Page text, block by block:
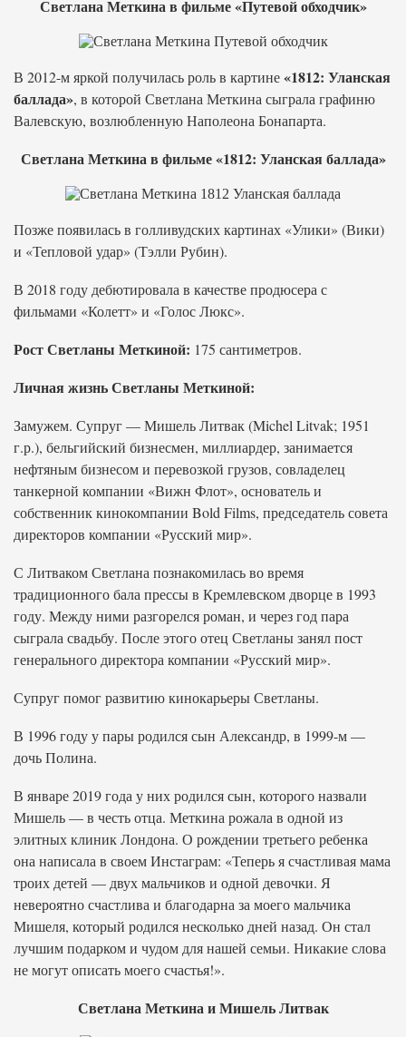
Светлана Меткина в фильме «Путевой обходчик»
В 2012-м яркой получилась роль в картине«1812: Уланская
баллада», в которой Светлана Меткина сыграла графиню
Валевскую, возлюбленную Наполеона Бонапарта.
Светлана Меткина в фильме «1812: Уланская баллада»
Позже появилась в голливудских картинах «Улики» (Вики)
и «Тепловой удар» (Тэлли Рубин).
В 2018 году дебютировала в качестве продюсера с
фильмами «Колетт» и «Голос Люкс».
Рост Светланы Меткиной: 175 сантиметров.
Личная жизнь Светланы Меткиной:
Замужем. Супруг — Мишель Литвак (Michel Litvak; 1951
г.р.), бельгийский бизнесмен, миллиардер, занимается
нефтяным бизнесом и перевозкой грузов, совладелец
танкерной компании «Вижн Флот», основатель и
собственник кинокомпании Bold Films, председатель совета
директоров компании «Русский мир».
С Литваком Светлана познакомилась во время
традиционного бала прессы в Кремлевском дворце в 1993
году. Между ними разгорелся роман, и через год пара
сыграла свадьбу. После этого отец Светланы занял пост
генерального директора компании «Русский мир».
Супруг помог развитию кинокарьеры Светланы.
В 1996 году у пары родился сын Александр, в 1999-м —
дочь Полина.
В январе 2019 года у них родился сын, которого назвали
Мишель — в честь отца. Меткина рожала в одной из
элитных клиник Лондона. О рождении третьего ребенка
она написала в своем Инстаграм: «Теперь я счастливая мама
троих детей — двух мальчиков и одной девочки. Я
невероятно счастлива и благодарна за моего мальчика
Мишеля, который родился несколько дней назад. Он стал
лучшим подарком и чудом для нашей семьи. Никакие слова
не могут описать моего счастья!».
Светлана Меткина и Мишель Литвак